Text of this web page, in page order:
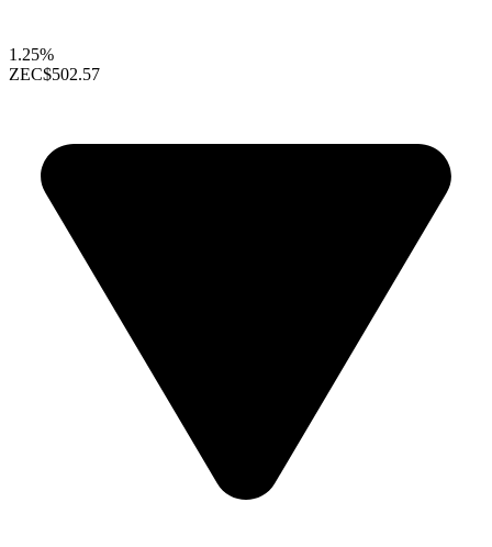
1.25%
ZEC$502.57